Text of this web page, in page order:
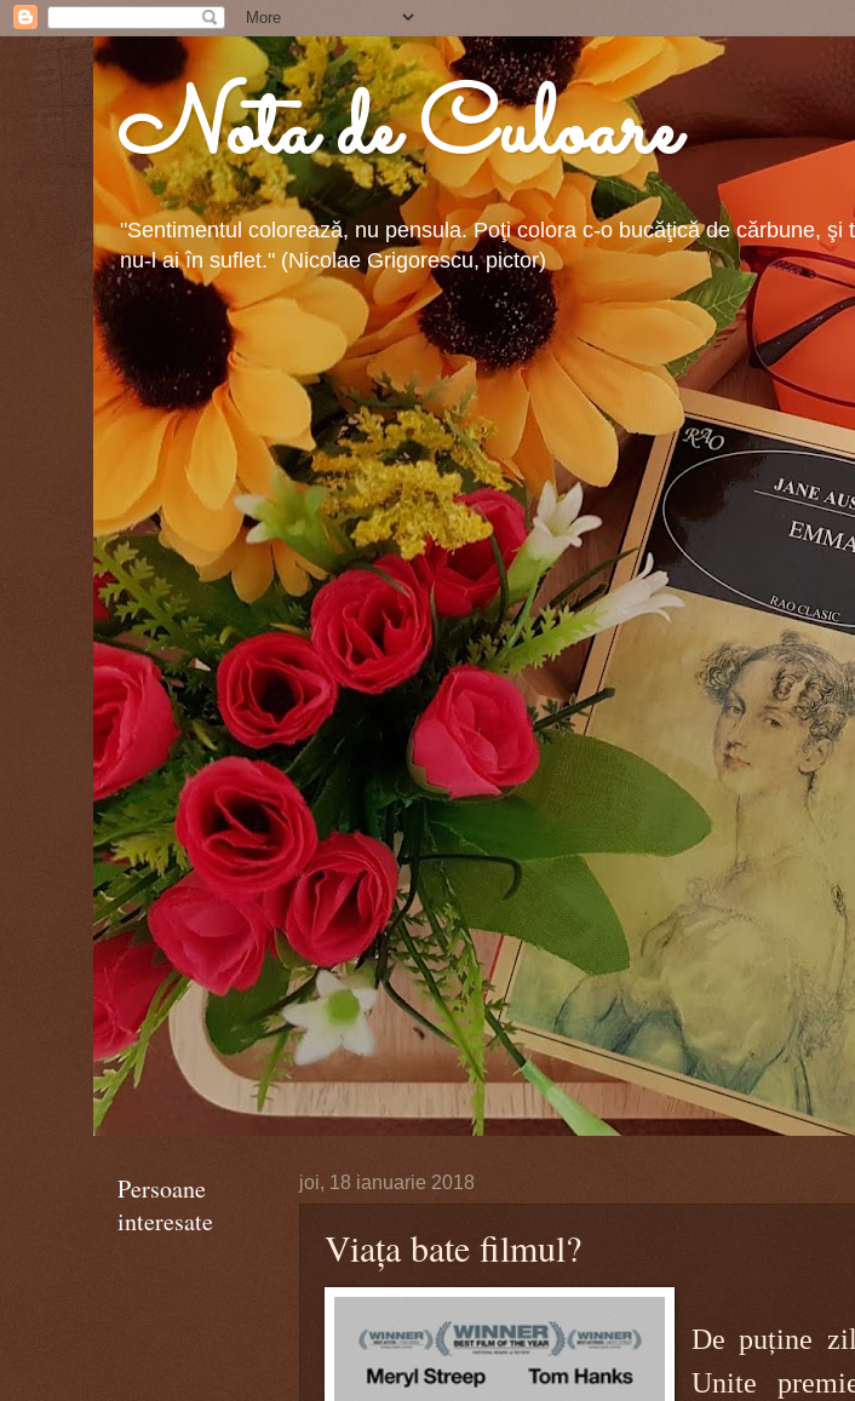
Nota de Culoare
"Sentimentul colorează, nu pensula. Poţi colora c-o bucăţică de cărbune,
nu-l ai în suflet." (Nicolae Grigorescu, pictor)
joi, 18 ianuarie 2018
Viața bate filmul?
De puține
Unite
Persoane
interesate